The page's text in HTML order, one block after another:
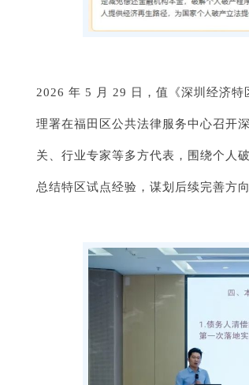
2026 年 5 月 29 日，值《深圳经济特
理署在福田区公共法律服务中心召开
关、行业专家等多方代表，围绕个人
总结特区试点经验，谋划后续完善方向